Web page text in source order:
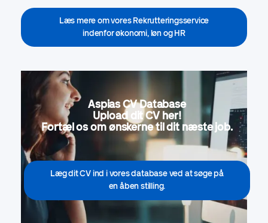
Læs mere om vores Rekrutteringsservice
indenfor økonomi, løn og HR
Aspias CV Database
Upload dit CV her!
Fortæl os om ønskerne til dit næste job.
Læg dit CV ind i vores database ved at søge på
en åben stilling.